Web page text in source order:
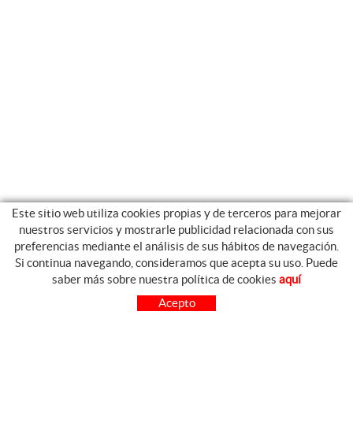
GUIA DE COMPRA
Este sitio web utiliza cookies propias y de terceros para mejorar
nuestros servicios y mostrarle publicidad relacionada con sus
preferencias mediante el análisis de sus hábitos de navegación.
Si continua navegando, consideramos que acepta su uso. Puede
saber más sobre nuestra política de cookies aquí
Acepto